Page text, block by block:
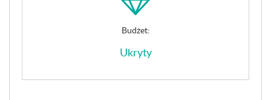
Budżet:
Ukryty